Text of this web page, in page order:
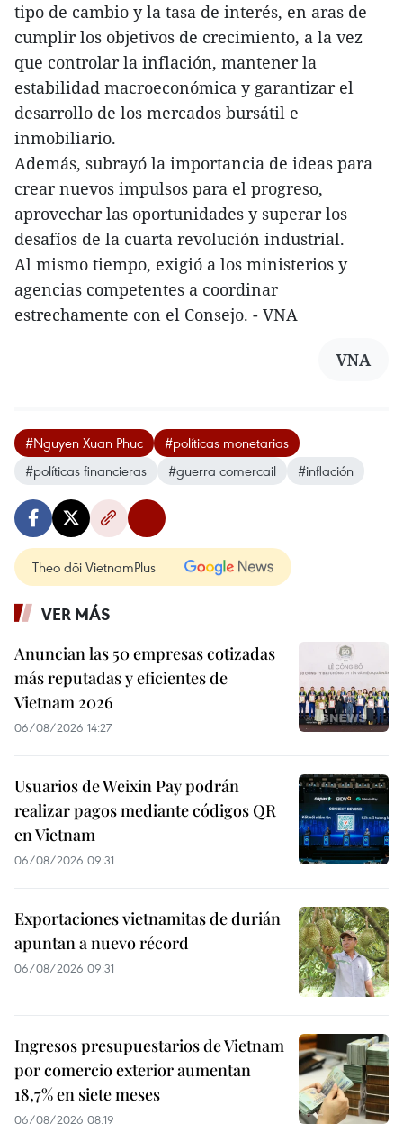
tipo de cambio y la tasa de interés, en aras de
cumplir los objetivos de crecimiento, a la vez
que controlar la inflación, mantener la
estabilidad macroeconómica y garantizar el
desarrollo de los mercados bursátil e
inmobiliario.
Además, subrayó la importancia de ideas para
crear nuevos impulsos para el progreso,
aprovechar las oportunidades y superar los
desafíos de la cuarta revolución industrial.
Al mismo tiempo, exigió a los ministerios y
agencias competentes a coordinar
estrechamente con el Consejo. - VNA
VNA
#Nguyen Xuan Phuc
#políticas monetarias
#políticas financieras
#guerra comercail #inflación
Theo dõi VietnamPlus
VER MÁS
Anuncian las 50 empresas cotizadas
más reputadas y eficientes de
Vietnam 2026
06/08/2026 14:27
Usuarios de Weixin Pay podrán
realizar pagos mediante códigos QR
en Vietnam
06/08/2026 09:31
Exportaciones vietnamitas de durián
apuntan a nuevo récord
06/08/2026 09:31
Ingresos presupuestarios de Vietnam
por comercio exterior aumentan
18,7% en siete meses
06/08/2026 08:19